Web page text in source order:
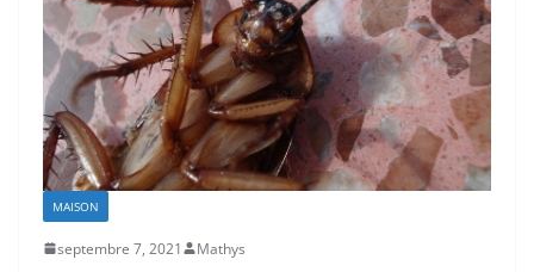
MAISON
septembre 7, 2021 Mathys